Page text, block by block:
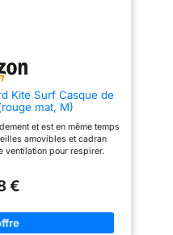
casque aux conditions de votre
protections latérales amovibles
spécialement conçues pour
chocs avec l'eau lors des
lourdes chutes à haute vitesse
en wakeboard ou kitesurf
: Un casque unique pour toutes
vos aventures aquatiques. Son
convient aussi bien aux
Kite Surf Casque de
mat, M)
et est en même temps
amovibles et cadran
ventilation pour respirer.
nautiques.
€